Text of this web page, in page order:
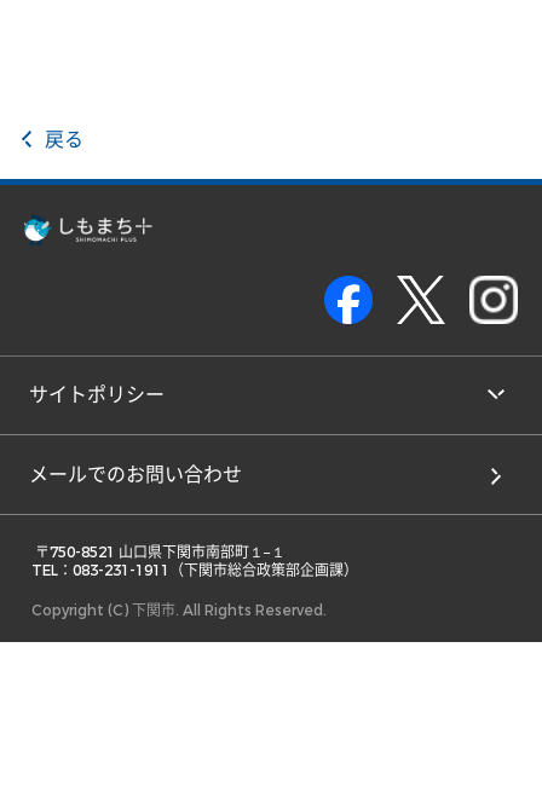
戻る
サイトポリシー
メールでのお問い合わせ
TEL：083-231-1911（下関市総合政策部企画課）
Copyright (C) 下関市. All Rights Reserved.